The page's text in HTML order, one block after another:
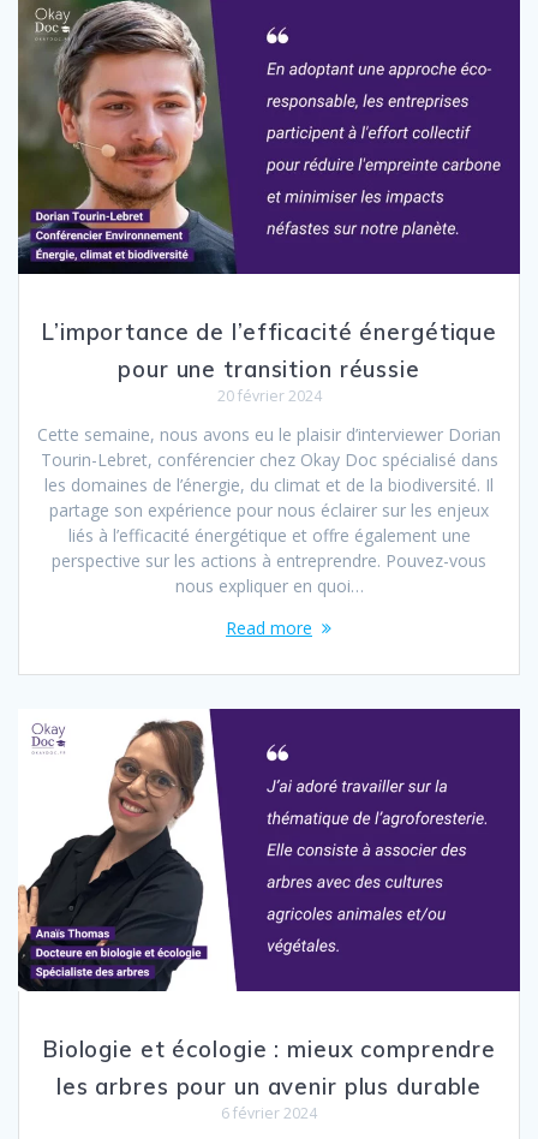
L’importance de l’efficacité énergétique
pour une transition réussie
20 février 2024
Cette semaine, nous avons eu le plaisir d’interviewer Dorian
Tourin-Lebret, conférencier chez Okay Doc spécialisé dans
les domaines de l’énergie, du climat et de la biodiversité. Il
partage son expérience pour nous éclairer sur les enjeux
liés à l’efficacité énergétique et offre également une
perspective sur les actions à entreprendre. Pouvez-vous
nous expliquer en quoi…
Read more
Biologie et écologie : mieux comprendre
les arbres pour un avenir plus durable
6 février 2024